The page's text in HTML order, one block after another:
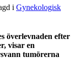
i Gynekologisk
överlevnaden efter
visar en
tumörerna